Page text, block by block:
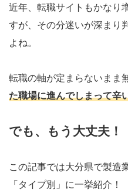
近年、転職サイトもかなり
すが、その分迷いが深まり
よね。
転職の軸が定まらないまま
た職場に進んでしまって辛
でも、もう大丈夫！
この記事では大分県で製造
「タイプ別」に一挙紹介！